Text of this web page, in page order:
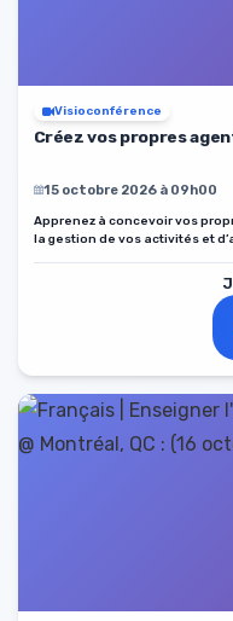
Visioconférence
Créez vos propres
15 octobre 2026 à 09h00
Apprenez à concevoir vos
la gestion de vos activités et